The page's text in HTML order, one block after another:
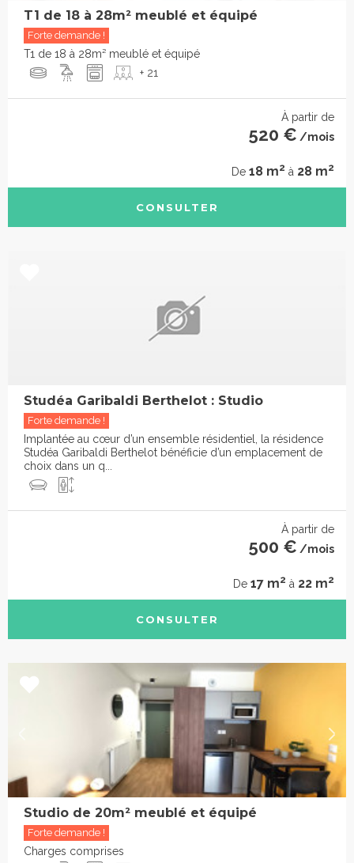
T1 de 18 à 28m² meublé et équipé
Forte demande !
T1 de 18 à 28m² meublé et équipé
+ 21
À partir de
520 € /mois
De 18 m2 à 28 m2
CONSULTER
Studéa Garibaldi Berthelot : Studio
Forte demande !
Implantée au cœur d’un ensemble résidentiel, la résidence
Studéa Garibaldi Berthelot bénéficie d’un emplacement de
choix dans un q...
À partir de
500 € /mois
De 17 m2 à 22 m2
CONSULTER
Studio de 20m² meublé et équipé
Forte demande !
Charges comprises